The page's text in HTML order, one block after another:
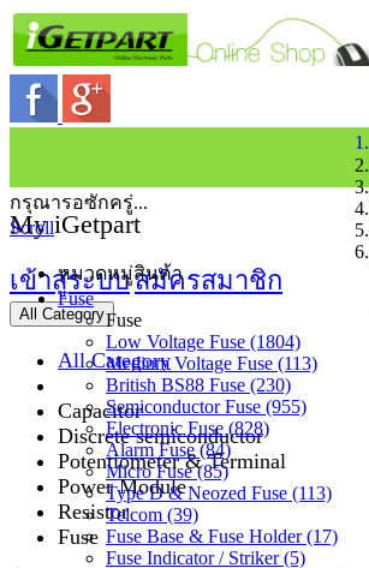
My iGetpart
เข้าสู่ระบบสมัครสมาชิก
All Category
All Category
Capacitor
Discrete semiconductor
Potentiometer & Terminal
Power Module
Resistor
Fuse
กรุณารอซักครู่...
Scroll
หมวดหมู่สินค้า
Fuse
Fuse
Low Voltage Fuse (1804)
Medium Voltage Fuse (113)
British BS88 Fuse (230)
Semiconductor Fuse (955)
Electronic Fuse (828)
Alarm Fuse (84)
Micro Fuse (85)
Type D & Neozed Fuse (113)
Telcom (39)
Fuse Base & Fuse Holder (17)
Fuse Indicator / Striker (5)